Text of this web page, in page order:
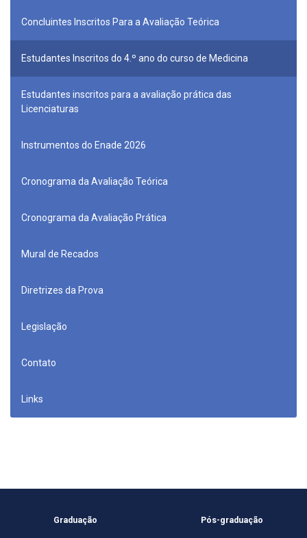
Concluintes Inscritos Para a Avaliação Teórica
Estudantes Inscritos do 4.º ano do curso de Medicina
Estudantes inscritos para a avaliação prática das
Licenciaturas
Instrumentos do Enade 2026
Cronograma da Avaliação Teórica
Cronograma da Avaliação Prática
Mural de Recados
Diretrizes da Prova
Legislação
Contato
Links
Graduação Pós-graduação